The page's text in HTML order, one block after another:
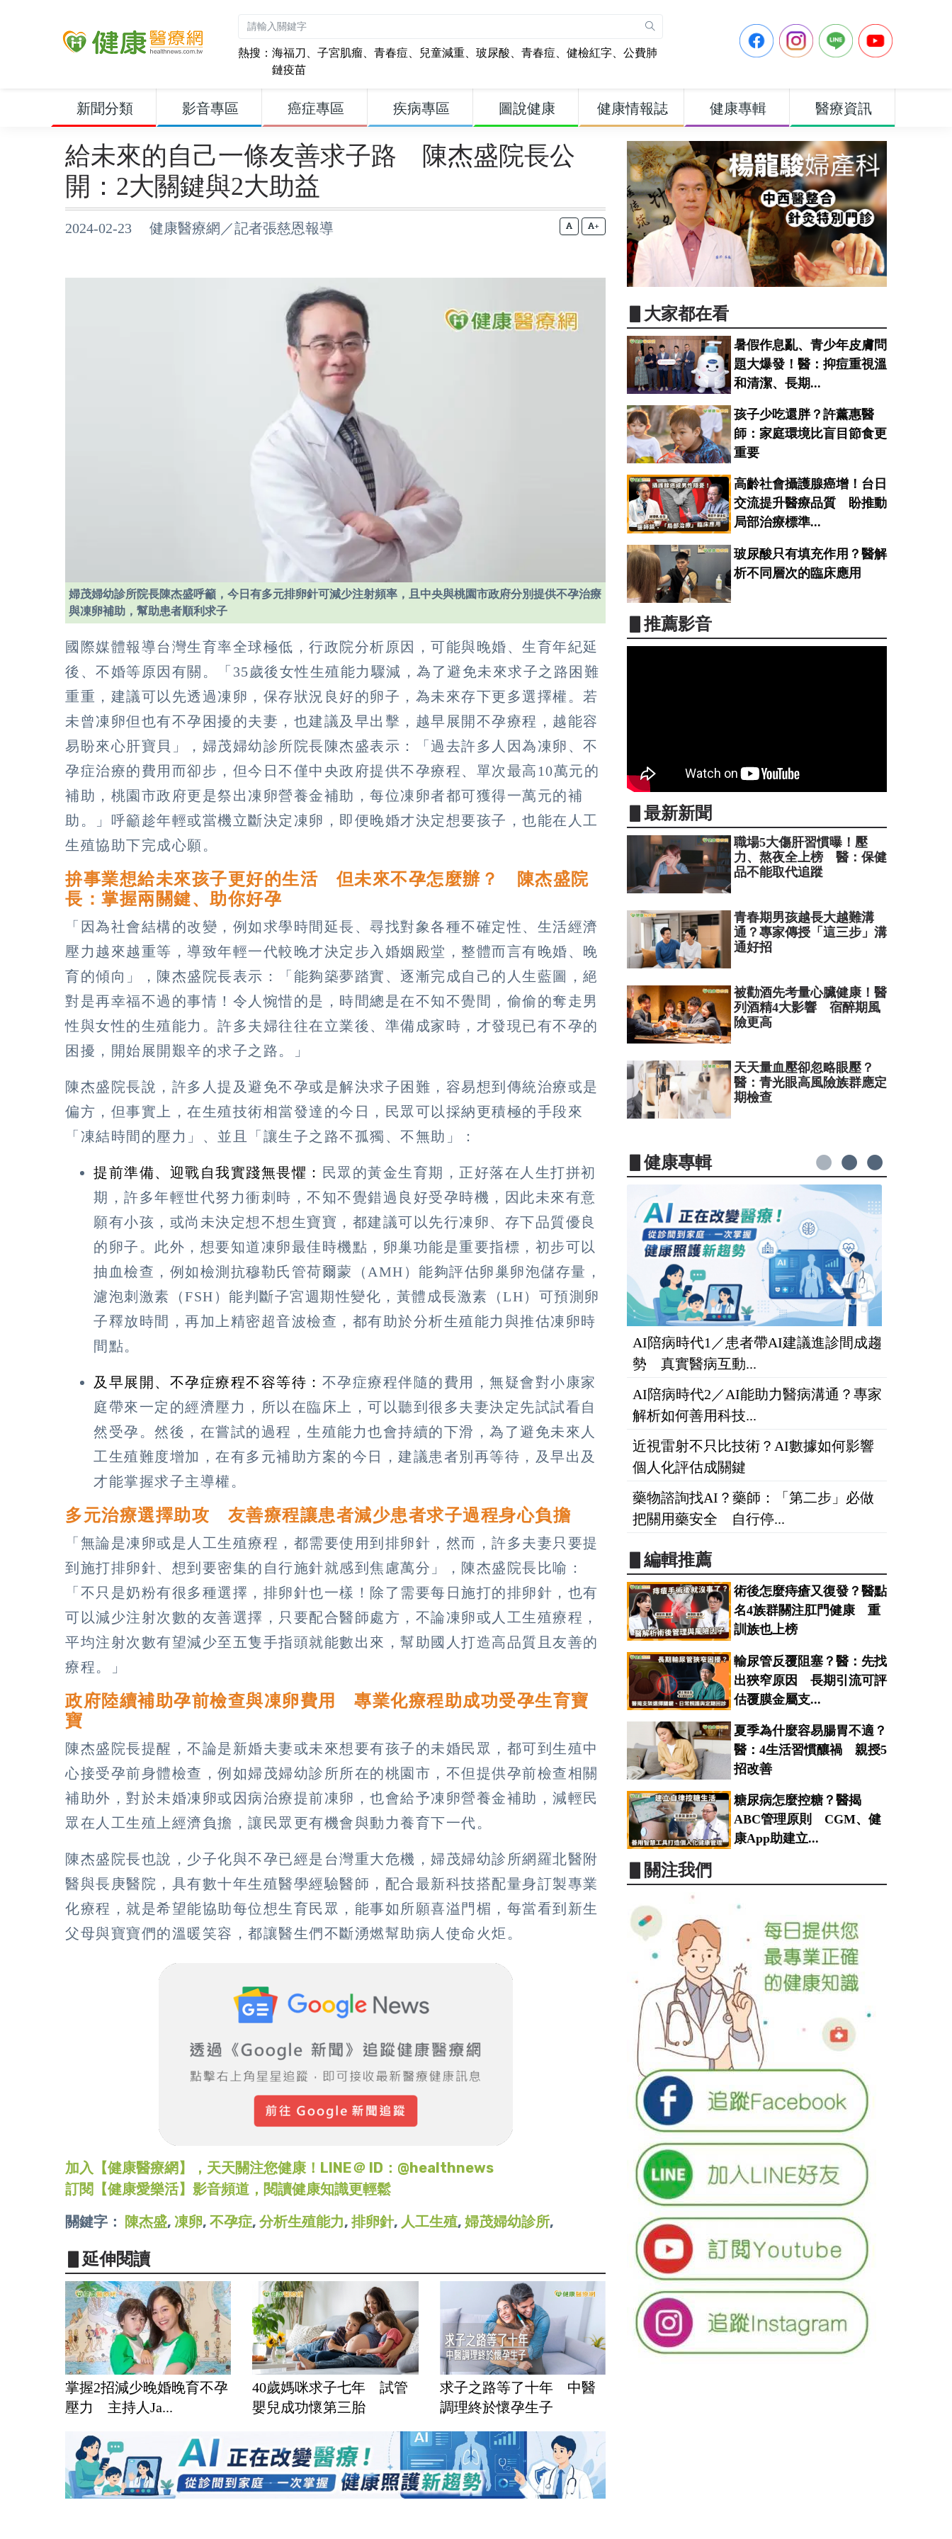
熱搜： 海福刀 、 子宮肌瘤、 青春痘、 兒童減重、 玻尿酸、 青春痘、 健檢紅字、 公費肺
鏈疫苗
新聞分類 影音專區 癌症專區 疾病專區 圖說健康 健康情報誌 健康專輯 醫療資訊
給未來的自己一條友善求子路 陳杰盛院長公
開：2大關鍵與2大助益
2024-02-23 健康醫療網／記者張慈恩報導 +
婦茂婦幼診所院長陳杰盛呼籲，今日有多元排卵針可減少注射頻率，且中央與桃園市政府分別提供不孕治療
與凍卵補助，幫助患者順利求子
國際媒體報導台灣生育率全球極低，行政院分析原因，可能與晚婚、生育年紀延
後、不婚等原因有關。「35歲後女性生殖能力驟減，為了避免未來求子之路困難
重重，建議可以先透過凍卵，保存狀況良好的卵子，為未來存下更多選擇權。若
未曾凍卵但也有不孕困擾的夫妻，也建議及早出擊，越早展開不孕療程，越能容
易盼來心肝寶貝」，婦茂婦幼診所院長陳杰盛表示：「過去許多人因為凍卵、不
孕症治療的費用而卻步，但今日不僅中央政府提供不孕療程、單次最高10萬元的
補助，桃園市政府更是祭出凍卵營養金補助，每位凍卵者都可獲得一萬元的補
助。」呼籲趁年輕或當機立斷決定凍卵，即便晚婚才決定想要孩子，也能在人工
生殖協助下完成心願。
拚事業想給未來孩子更好的生活 但未來不孕怎麼辦？ 陳杰盛院
長：掌握兩關鍵、助你好孕
「因為社會結構的改變，例如求學時間延長、尋找對象各種不確定性、生活經濟
壓力越來越重等，導致年輕一代較晚才決定步入婚姻殿堂，整體而言有晚婚、晚
育的傾向」，陳杰盛院長表示：「能夠築夢踏實、逐漸完成自己的人生藍圖，絕
對是再幸福不過的事情！令人惋惜的是，時間總是在不知不覺間，偷偷的奪走男
性與女性的生殖能力。許多夫婦往往在立業後、準備成家時，才發現已有不孕的
困擾，開始展開艱辛的求子之路。」
陳杰盛院長說，許多人提及避免不孕或是解決求子困難，容易想到傳統治療或是
偏方，但事實上，在生殖技術相當發達的今日，民眾可以採納更積極的手段來
「凍結時間的壓力」、並且「讓生子之路不孤獨、不無助」：
提前準備、迎戰自我實踐無畏懼： 民眾的黃金生育期，正好落在人生打拼初
期，許多年輕世代努力衝刺時，不知不覺錯過良好受孕時機，因此未來有意
願有小孩，或尚未決定想不想生寶寶，都建議可以先行凍卵、存下品質優良
的卵子。此外，想要知道凍卵最佳時機點，卵巢功能是重要指標，初步可以
抽血檢查，例如檢測抗穆勒氏管荷爾蒙（AMH）能夠評估卵巢卵泡儲存量，
濾泡刺激素（FSH）能判斷子宮週期性變化，黃體成長激素（LH）可預測卵
子釋放時間，再加上精密超音波檢查，都有助於分析生殖能力與推估凍卵時
間點。
及早展開、不孕症療程不容等待： 不孕症療程伴隨的費用，無疑會對小康家
庭帶來一定的經濟壓力，所以在臨床上，可以聽到很多夫妻決定先試試看自
然受孕。然後，在嘗試的過程，生殖能力也會持續的下滑，為了避免未來人
工生殖難度增加，在有多元補助方案的今日，建議患者別再等待，及早出及
才能掌握求子主導權。
多元治療選擇助攻 友善療程讓患者減少患者求子過程身心負擔
「無論是凍卵或是人工生殖療程，都需要使用到排卵針，然而，許多夫妻只要提
到施打排卵針、想到要密集的自行施針就感到焦慮萬分」，陳杰盛院長比喻：
「不只是奶粉有很多種選擇，排卵針也一樣！除了需要每日施打的排卵針，也有
可以減少注射次數的友善選擇，只要配合醫師處方，不論凍卵或人工生殖療程，
平均注射次數有望減少至五隻手指頭就能數出來，幫助國人打造高品質且友善的
療程。」
政府陸續補助孕前檢查與凍卵費用 專業化療程助成功受孕生育寶
寶
陳杰盛院長提醒，不論是新婚夫妻或未來想要有孩子的未婚民眾，都可到生殖中
心接受孕前身體檢查，例如婦茂婦幼診所所在的桃園市，不但提供孕前檢查相關
補助外，對於未婚凍卵或因病治療提前凍卵，也會給予凍卵營養金補助，減輕民
眾在人工生殖上經濟負擔，讓民眾更有機會與動力養育下一代。
陳杰盛院長也說，少子化與不孕已經是台灣重大危機，婦茂婦幼診所網羅北醫附
醫與長庚醫院，具有數十年生殖醫學經驗醫師，配合最新科技搭配量身訂製專業
化療程，就是希望能協助每位想生育民眾，能事如所願喜溢門楣，每當看到新生
父母與寶寶們的溫暖笑容，都讓醫生們不斷湧燃幫助病人使命火炬。
加入【健康醫療網】，天天關注您健康！LINE＠ ID：@healthnews
訂閱【健康愛樂活】影音頻道，閱讀健康知識更輕鬆
關鍵字：
陳杰盛, 凍卵, 不孕症, 分析生殖能力, 排卵針, 人工生殖, 婦茂婦幼診所,
▋延伸閱讀
掌握2招減少晚婚晚育不孕
壓力 主持人Ja...
40歲媽咪求子七年 試管
嬰兒成功懷第三胎
求子之路等了十年 中醫
調理終於懷孕生子
▋大家都在看
暑假作息亂、青少年皮膚問
題大爆發！醫：抑痘重視溫
和清潔、長期...
孩子少吃還胖？許薰惠醫
師：家庭環境比盲目節食更
重要
高齡社會攝護腺癌增！台日
交流提升醫療品質 盼推動
局部治療標準...
玻尿酸只有填充作用？醫解
析不同層次的臨床應用
▋推薦影音
▋最新新聞
職場5大傷肝習慣曝！壓
力、熬夜全上榜 醫：保健
品不能取代追蹤
青春期男孩越長大越難溝
通？專家傳授「這三步」溝
通好招
被勸酒先考量心臟健康！醫
列酒精4大影響 宿醉期風
險更高
天天量血壓卻忽略眼壓？
醫：青光眼高風險族群應定
期檢查
▋健康專輯
AI陪病時代1／患者帶AI建議進診間成趨
勢 真實醫病互動...
AI陪病時代2／AI能助力醫病溝通？專家
解析如何善用科技...
近視雷射不只比技術？AI數據如何影響
個人化評估成關鍵
藥物諮詢找AI？藥師：「第二步」必做
把關用藥安全 自行停...
▋編輯推薦
術後怎麼痔瘡又復發？醫點
名4族群關注肛門健康 重
訓族也上榜
輸尿管反覆阻塞？醫：先找
出狹窄原因 長期引流可評
估覆膜金屬支...
夏季為什麼容易腸胃不適？
醫：4生活習慣釀禍 親授5
招改善
糖尿病怎麼控糖？醫揭
ABC管理原則 CGM、健
康App助建立...
▋關注我們